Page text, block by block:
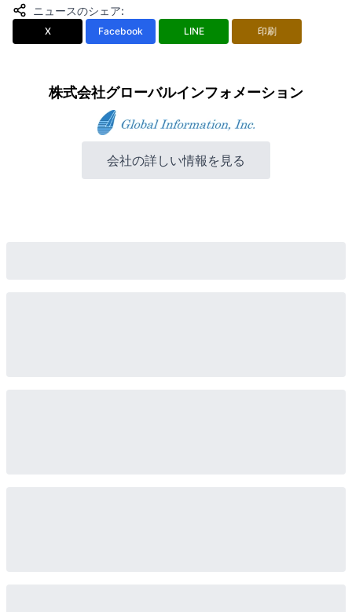
ニュースのシェア:
X Facebook LINE 印刷
株式会社グローバルインフォメーション
会社の詳しい情報を見る